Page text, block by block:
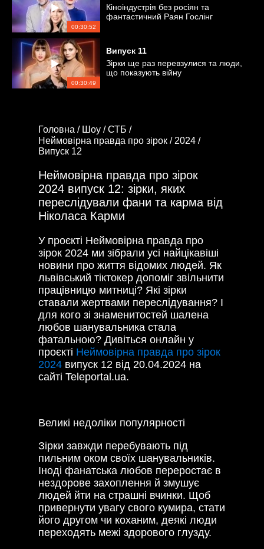
00:30:52
Кіноіндустрія без росіян та
фантастичний Раян Гослінг
00:30:49
Випуск 11
Зірки ще раз перевзулися та люди,
що показують війну
Головна / Шоу /СТБ /
Неймовірна правда про зірок / 2024 /
Випуск 12
Неймовірна правда про зірок
2024 випуск 12: зірки, яких
переслідували фани та карма від
Ніколаса Карми
У проєкті Неймовірна правда про
зірок 2024 ми зібрали усі найцікавіші
новини про життя відомих людей. Як
львівський тіктокер допоміг звільнити
працівницю митниці? Які зірки
ставали жертвами переслідування? І
для кого зі знаменитостей шалена
любов шанувальника стала
фатальною? Дивіться онлайн у
проєкті Неймовірна правда про зірок
2024 випуск 12 від 20.04.2024 на
сайті Teleportal.ua.
Великі недоліки популярності
Зірки завжди перебувають під
пильним оком своїх шанувальників.
Іноді фанатська любов переростає в
нездорове захоплення й змушує
людей йти на страшні вчинки. Щоб
привернути увагу свого кумира, стати
його другом чи коханим, деякі люди
переходять межі здорового глузду.